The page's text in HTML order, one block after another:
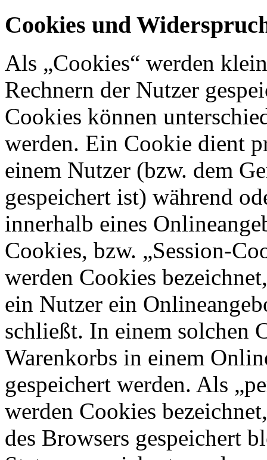
Cookies und
Als „Cookies“ werden
Rechnern der Nutzer
Cookies können
werden. Ein Cookie dient
einem Nutzer (bzw. dem
gespeichert ist) während
innerhalb eines
Cookies, bzw. „Session-
werden Cookies
ein Nutzer ein
schließt. In einem solchen
Warenkorbs in einem
gespeichert werden. Als
werden Cookies
des Browsers gespeichert